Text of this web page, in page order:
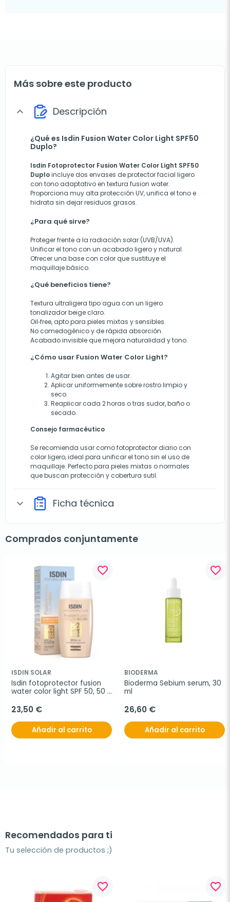
Más sobre este producto
expand_more Descripción
¿Qué es Isdin Fusion Water Color Light SPF50
Duplo?
Isdin Fotoprotector Fusion Water Color Light SPF50
Duploincluye dos envases de protector facial ligero
con tono adaptativo en textura fusion water.
Proporciona muy alta protección UV, unifica el tono e
hidrata sin dejar residuos grasos.
¿Para qué sirve?
Proteger frente a la radiación solar (UVB/UVA).
Unificar el tono con un acabado ligero y natural.
Ofrecer una base con color que sustituye el
maquillaje básico.
¿Qué beneficios tiene?
Textura ultraligera tipo agua con un ligero
tonalizador beige claro.
Oil‑free, apto para pieles mixtas y sensibles.
No comedogénico y de rápida absorción.
Acabado invisible que mejora naturalidad y tono.
¿Cómo usar Fusion Water Color Light?
Agitar bien antes de usar.
Aplicar uniformemente sobre rostro limpio y
seco.
Reaplicar cada 2 horas o tras sudor, baño o
secado.
Consejo farmacéutico
Se recomienda usar como fotoprotector diario con
color ligero, ideal para unificar el tono sin el uso de
maquillaje. Perfecto para pieles mixtas o normales
que buscan protección y cobertura sutil.
expand_more Ficha técnica
Comprados conjuntamente
favorite_border
ISDIN SOLAR
Isdin fotoprotector fusion
water color light SPF 50, 50
23,50 €
Añadir al carrito
favorite_border
BIODERMA
Bioderma Sebium serum, 30
ml
26,60 €
Añadir al carrito
Recomendados para ti
Tu selección de productos ;)
favorite_border favorite_border